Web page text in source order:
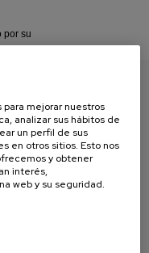
por su
mejorar nuestros
analizar sus hábitos de
un perfil de sus
en otros sitios. Esto nos
y obtener
interés,
web y su seguridad.